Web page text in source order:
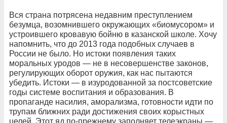
Вся страна потрясена недавним преступлением
безумца, возомнившего окружающих «биомусором» и
устроившего кровавую бойню в казанской школе. Хочу
напомнить, что до 2013 года подобных случаев в
России не было. Но истоки появления таких
моральных уродов — не в несовершенстве законов,
регулирующих оборот оружия, как нас пытаются
убедить. Истоки — в изуродованной за постсоветские
годы системе воспитания и образования. В
пропаганде насилия, аморализма, готовности идти по
трупам ближних ради достижения своих корыстных
целей. Этот яд по-прежнему заполняет телеэкраны —